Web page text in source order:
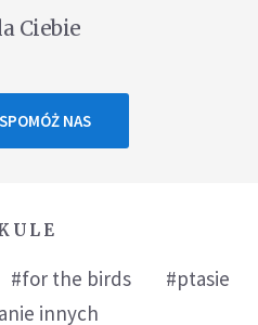
Ciebie
NAS
#for the birds
#ptasie
innych